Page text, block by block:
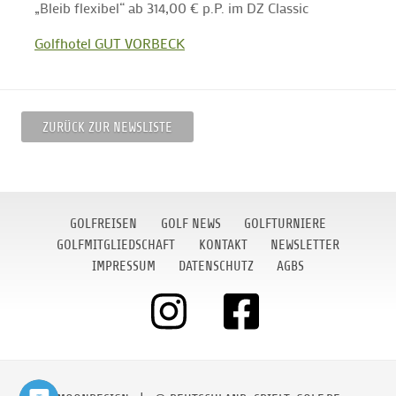
„Bleib flexibel“ ab 314,00 € p.P. im DZ Classic
Golfhotel GUT VORBECK
ZURÜCK ZUR NEWSLISTE
GOLFREISEN GOLF NEWS
GOLFTURNIERE
GOLFMITGLIEDSCHAFT
KONTAKT
NEWSLETTER
IMPRESSUM
DATENSCHUTZ AGBS